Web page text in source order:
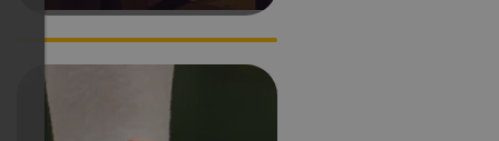
Hanspeter Eisendle